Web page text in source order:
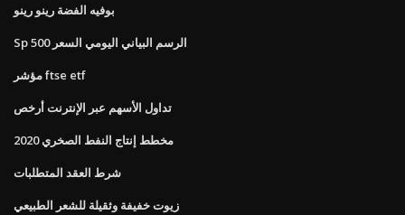
بوفيه الفضة رينو رينو
Sp 500 الرسم البياني اليومي السعر
مؤشر ftse etf
تداول الأسهم عبر الإنترنت أرخص
مخطط إنتاج النفط الصخري 2020
شرط العقد المتطلبات
زيوت خفيفة وثقيلة للشعر الطبيعي